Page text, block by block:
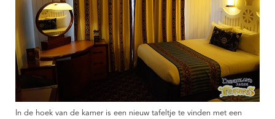
In de hoek van de kamer is een nieuw tafeltje te vinden met een